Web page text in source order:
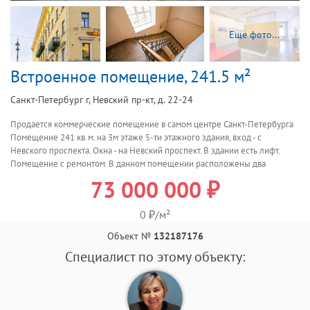
Еще фото...
Встроенное помещение, 241.5 м²
Санкт-Петербург г, Невский пр-кт, д. 22-24
Продается коммерческие помещение в самом центре Санкт-Петербурга
Помещение 241 кв.м. на 3м этаже 5-ти этажного здания, вход - с
Невского проспекта. Окна - на Невский проспект. В здании есть лифт.
Помещение с ремонтом. В данном помещении расположены два
73 000 000 ₽
0 ₽/м²
Объект № 132187176
Специалист по этому объекту: